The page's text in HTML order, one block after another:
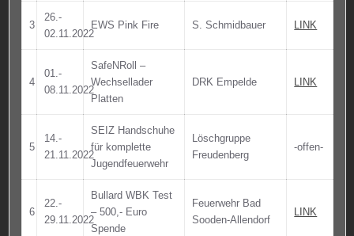
3
26.-
02.11.2022
EWS Pink Fire S. Schmidbauer LINK
4
01.-
08.11.2022
SafeNRoll –
Wechsellader
Platten
DRK Empelde LINK
5
14.-
21.11.2022
SEIZ Handschuhe
für komplette
Jugendfeuerwehr
Löschgruppe
Freudenberg
-offen-
6
22.-
29.11.2022
Bullard WBK Test
– 500,- Euro
Spende
Feuerwehr Bad
Sooden-Allendorf
LINK